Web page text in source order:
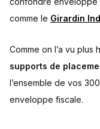
comme le Girardin
Comme on l’a vu plus
supports de
l’ensemble de vos
enveloppe fiscale.